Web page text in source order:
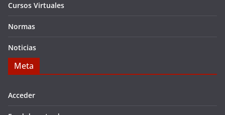
Cursos Virtuales
Normas
Noticias
Meta
Acceder